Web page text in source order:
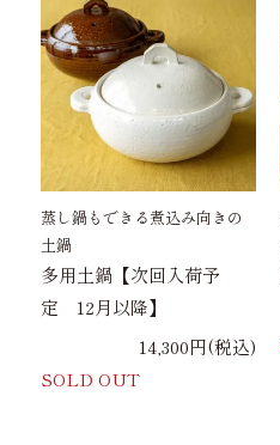
蒸し鍋もできる煮込み向きの
土鍋
多用土鍋【次回入荷予
定 12月以降】
14,300円(税込)
SOLD OUT